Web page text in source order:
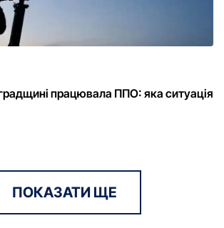
працювала ППО: яка ситуація
ПОКАЗАТИ ЩЕ